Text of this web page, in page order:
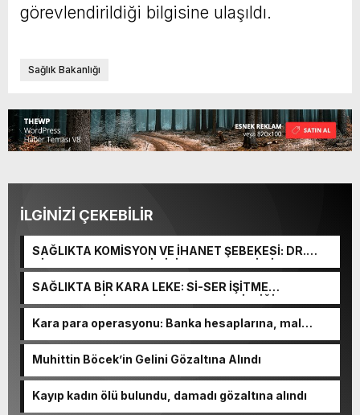
görevlendirildiği bilgisine ulaşıldı.
Sağlık Bakanlığı
İLGİNİZİ ÇEKEBİLİR
SAĞLIKTA KOMİSYON VE İHANET ŞEBEKESİ: DR.
NİHAT URUÇ VE SEMİH İŞİTME MERKEZİ’NİN SGK
VURGUNU!
SAĞLIKTA BİR KARA LEKE: Sİ-SER İŞİTME
MERKEZLERİ VE MODERN UMUT TACİRLİĞİ
Kara para operasyonu: Banka hesaplarına, mal
Muhittin Böcek’in Gelini Gözaltına Alındı
Kayıp kadın ölü bulundu, damadı gözaltına alındı